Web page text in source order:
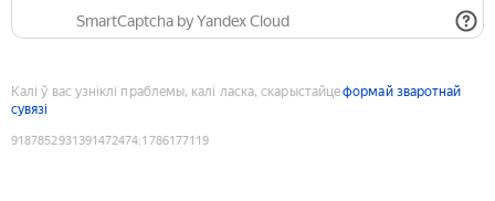
SmartCaptcha by Yandex Cloud
Калі ў вас узніклі праблемы, калі ласка, скарыстайцеформай зваротнай
сувязі
9187852931391472474:1786177119